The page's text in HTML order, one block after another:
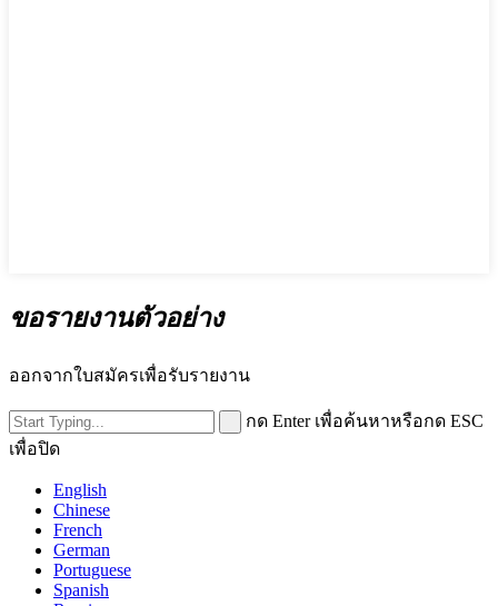
ขอรายงานตัวอย่าง
ออกจากใบสมัครเพื่อรับรายงาน
กด Enter เพื่อค้นหาหรือกด ESC
เพื่อปิด
English
Chinese
French
German
Portuguese
Spanish